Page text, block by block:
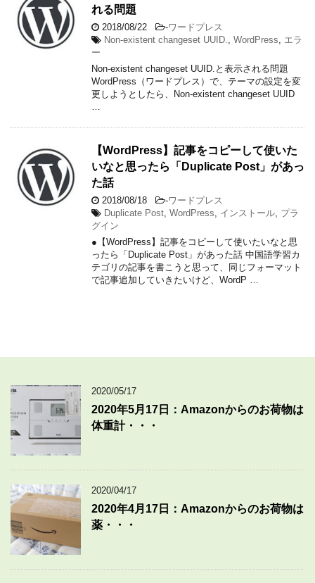
れる問題
2018/08/22 -ワードプレス
Non-existent changeset UUID.
WordPress
エラ
ー
Non-existent changeset UUID.と表示される問題
WordPress（ワードプレス）で、テーマの設定を変
更しようとしたら、Non-existent changeset UUID
【WordPress】記事をコピーして使いた
いなと思ったら「Duplicate Post」があっ
た話
2018/08/18 -ワードプレス
Duplicate Post WordPress インストール プラ
グイン
●【WordPress】記事をコピーして使いたいなと思
ったら「Duplicate Post」があった話 中国語学習カ
テゴリの記事を書こうと思って、同じフォーマット
で記事追加していきたいけど、WordP …
2020/05/17
2020年5月17日：Amazonからのお荷物は
体重計・・・
2020/04/17
2020年4月17日：Amazonからのお荷物は
薬・・・